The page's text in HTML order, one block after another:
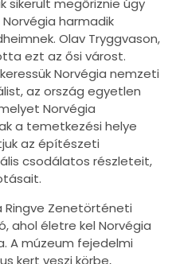
sikerült megőriznie úgy
harmadik
Olav Tryggvason,
ezt az ősi várost.
Norvégia nemzeti
az ország egyetlen
Norvégia
a temetkezési helye
az építészeti
csodálatos részleteit,
Ringve Zenetörténeti
ahol életre kel Norvégia
A múzeum fejedelmi
kert veszi körbe,